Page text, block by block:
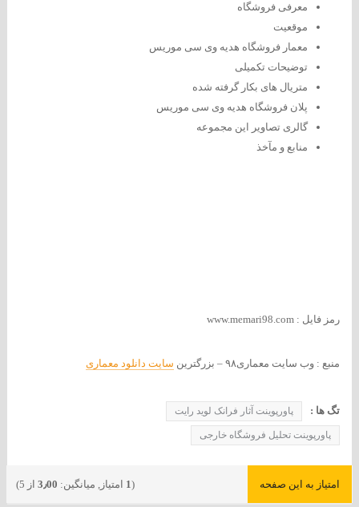
معرفی فروشگاه
موقعیت
معمار فروشگاه هدیه وی سی موریس
توضیحات تکمیلی
متریال های بکار گرفته شده
پلان فروشگاه هدیه وی سی موریس
گالری تصاویر این مجموعه
منابع و مآخذ
رمز فایل : www.memari98.com
منبع : وب سایت معماری۹۸ – بزرگترین سایت دانلود معماری
تگ ها : پاورپوینت آثار فرانک لوید رایت
پاورپوینت تحلیل فروشگاه خارجی
امتیاز به این صفحه (
1 امتیاز, میانگین: 3٫00 از 5)